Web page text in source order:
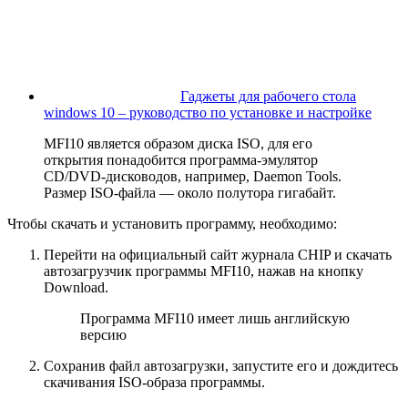
Гаджеты для рабочего стола
windows 10 – руководство по установке и настройке
MFI10 является образом диска ISO, для его
открытия понадобится программа-эмулятор
CD/DVD-дисководов, например, Daemon Tools.
Размер ISO-файла — около полутора гигабайт.
Чтобы скачать и установить программу, необходимо:
Перейти на официальный сайт журнала CHIP и скачать
автозагрузчик программы MFI10, нажав на кнопку
Download.
Программа MFI10 имеет лишь английскую
версию
Сохранив файл автозагрузки, запустите его и дождитесь
скачивания ISO-образа программы.